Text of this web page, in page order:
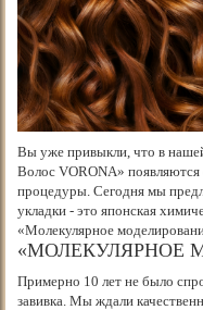
Вы уже привыкли, что в
Волос VORONA»
процедуры. Сегодня мы
укладки - это японская
«Молекулярное
«МОЛЕКУЛЯРНОЕ
Примерно 10 лет не было
завивка. Мы ждали